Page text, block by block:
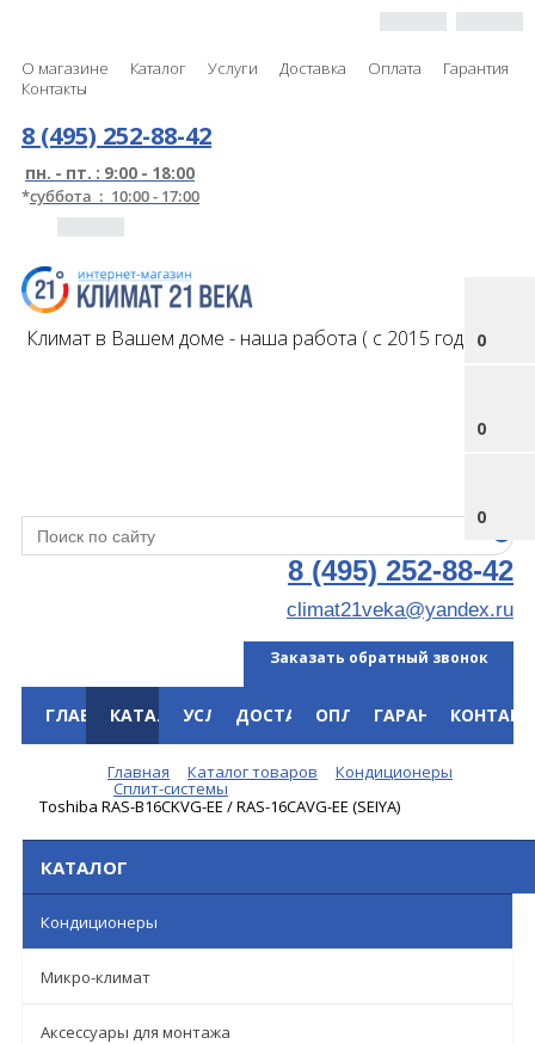
О магазине Каталог Услуги Доставка Оплата
Гарантия
Контакты
0
0
0
8 (495) 252-88-42
пн. - пт. : 9:00 - 18:00
*суббота : 10:00 - 17:00
Климат в Вашем доме - наша работа ( с 2015 года )
8 (495) 252-88-42
climat21veka@yandex.ru
Заказать обратный звонок
ГЛАВНАЯКАТАЛОГУСЛУГИДОСТАВКАОПЛАТАГАРАНТИЯ
Главная Каталог товаров Кондиционеры
Сплит-системы
Toshiba RAS-B16CKVG-EE / RAS-16CAVG-EE (SEIYA)
КАТАЛОГ
Кондиционеры
Микро-климат
Аксессуары для монтажа